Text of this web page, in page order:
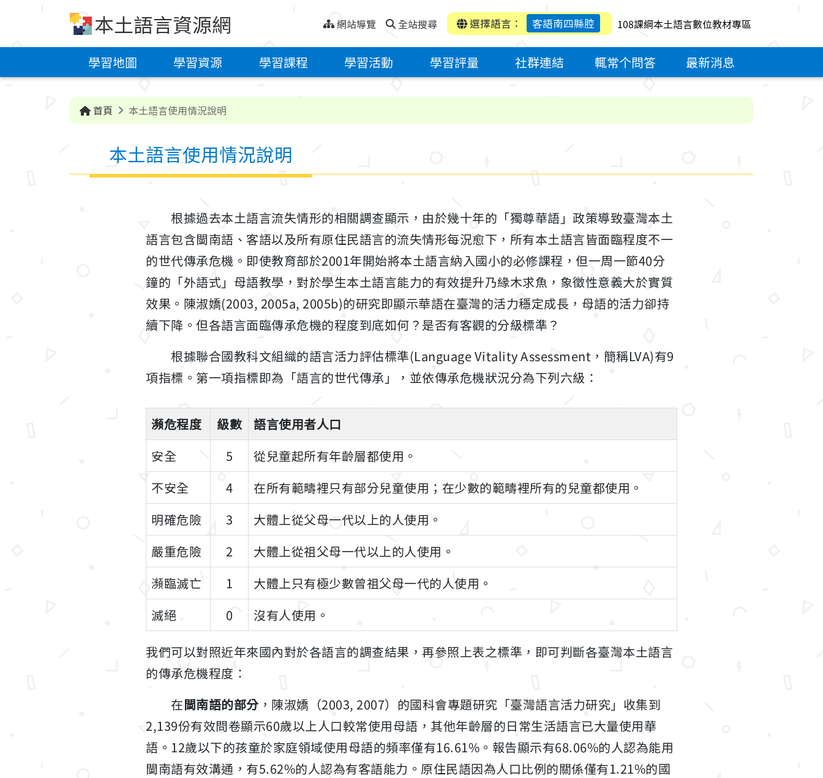
本土語言資源網 網站導覽 全站搜尋 選擇語言： 客語南四縣腔 108課綱本土語言數位教材專區
學習地圖 學習資源 學習課程 學習活動 學習評量 社群連結 輒常个問答 最新消息
首頁 本土語言使用情況說明
本土語言使用情況說明
根據過去本土語言流失情形的相關調查顯示，由於幾十年的「獨尊華語」政策導致臺灣本土
語言包含閩南語、客語以及所有原住民語言的流失情形每況愈下，所有本土語言皆面臨程度不一
的世代傳承危機。即使教育部於2001年開始將本土語言納入國小的必修課程，但一周一節40分
鐘的「外語式」母語教學，對於學生本土語言能力的有效提升乃緣木求魚，象徵性意義大於實質
效果。陳淑嬌(2003, 2005a, 2005b)的研究即顯示華語在臺灣的活力穩定成長，母語的活力卻持
續下降。但各語言面臨傳承危機的程度到底如何？是否有客觀的分級標準？
根據聯合國教科文組織的語言活力評估標準(Language Vitality Assessment，簡稱LVA)有9
項指標。第一項指標即為「語言的世代傳承」，並依傳承危機狀況分為下列六級：
瀕危程度 級數
語言使用者人口
安全
5
從兒童起所有年齡層都使用。
不安全
4
在所有範疇裡只有部分兒童使用；在少數的範疇裡所有的兒童都使用。
明確危險
3
大體上從父母一代以上的人使用。
嚴重危險
2
大體上從祖父母一代以上的人使用。
瀕臨滅亡
1
大體上只有極少數曾祖父母一代的人使用。
滅絕
0 沒有人使用。
我們可以對照近年來國內對於各語言的調查結果，再參照上表之標準，即可判斷各臺灣本土語言
的傳承危機程度：
在閩南語的部分，陳淑嬌（2003, 2007）的國科會專題研究「臺灣語言活力研究」收集到
2,139份有效問卷顯示60歲以上人口較常使用母語，其他年齡層的日常生活語言已大量使用華
語。12歲以下的孩童於家庭領域使用母語的頻率僅有16.61%。報告顯示有68.06%的人認為能用
閩南語有效溝通，有5.62%的人認為有客語能力。原住民語因為人口比例的關係僅有1.21%的國